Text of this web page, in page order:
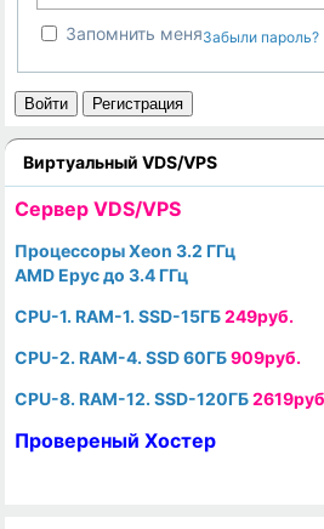
Запомнить меняЗабыли пароль?
Войти Регистрация
Виртуальный VDS/VPS
Cервер VDS/VPS
Процессоры Xeon 3.2 ГГц
AMD Epyc до 3.4 ГГц
CPU-1. RAM-1. SSD-15ГБ249руб.
CPU-2. RAM-4. SSD 60ГБ909руб.
CPU-8. RAM-12. SSD-120ГБ
Провереный Хостер